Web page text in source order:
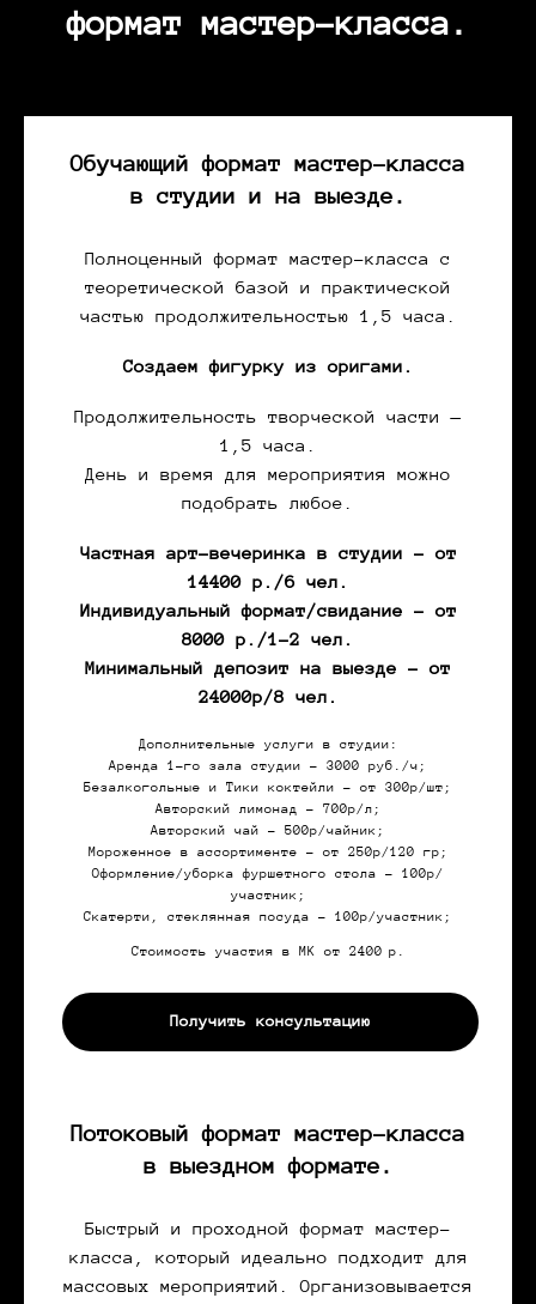
формат мастер-класса.
Обучающий формат мастер-класса
в студии и на выезде.
Полноценный формат мастер-класса с
теоретической базой и практической
частью продолжительностью 1,5 часа.
Создаем фигурку из оригами.
Продолжительность творческой части —
1,5 часа.
День и время для мероприятия можно
подобрать любое.
Частная арт-вечеринка в студии - от
14400 р./6 чел.
Индивидуальный формат/свидание - от
8000 р./1-2 чел.
Минимальный депозит на выезде - от
24000р/8 чел.
Дополнительные услуги в студии:
Аренда 1-го зала студии - 3000 руб./ч;
Безалкогольные и Тики коктейли - от 300р/шт;
Авторский лимонад - 700р/л;
Авторский чай - 500р/чайник;
Мороженное в ассортименте - от 250р/120 гр;
Оформление/уборка фуршетного стола - 100р/
участник;
Скатерти, стеклянная посуда - 100р/участник;
Стоимость участия в МК от 2400 р.
Получить консультацию
Потоковый формат мастер-класса
в выездном формате.
Быстрый и проходной формат мастер-
класса, который идеально подходит для
массовых мероприятий. Организовывается